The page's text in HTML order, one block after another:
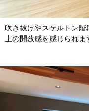
吹き抜けやスケルトン
上の開放感を感じられま